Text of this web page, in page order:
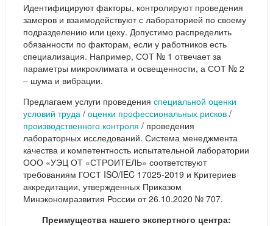
Идентифицируют факторы, контролируют проведения
замеров и взаимодействуют с лабораторией по своему
подразделению или цеху. Допустимо распределить
обязанности по факторам, если у работников есть
специализация. Например, СОТ № 1 отвечает за
параметры микроклимата и освещенности, а СОТ № 2
– шума и вибрации.
Предлагаем услуги проведения специальной оценки
условий труда / оценки профессиональных рисков /
производственного контроля / проведения
лабораторных исследований. Система менеджмента
качества и компетентность испытательной лаборатории
ООО «УЭЦ ОТ «СТРОИТЕЛЬ» соответствуют
требованиям ГОСТ ISO/IEC 17025-2019 и Критериев
аккредитации, утвержденных Приказом
Минэкономразвития России от 26.10.2020 № 707.
Преимущества нашего экспертного центра: